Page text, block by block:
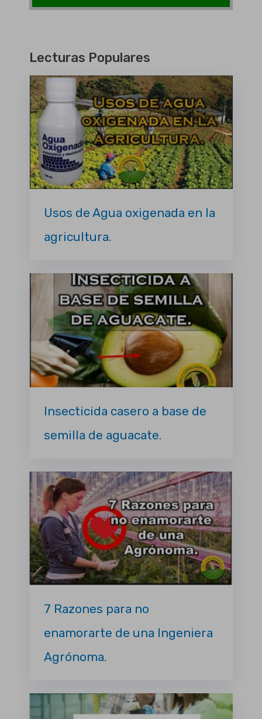
Lecturas Populares
Usos de Agua oxigenada en la
agricultura.
Insecticida casero a base de
semilla de aguacate.
7 Razones para no
enamorarte de una Ingeniera
Agrónoma.